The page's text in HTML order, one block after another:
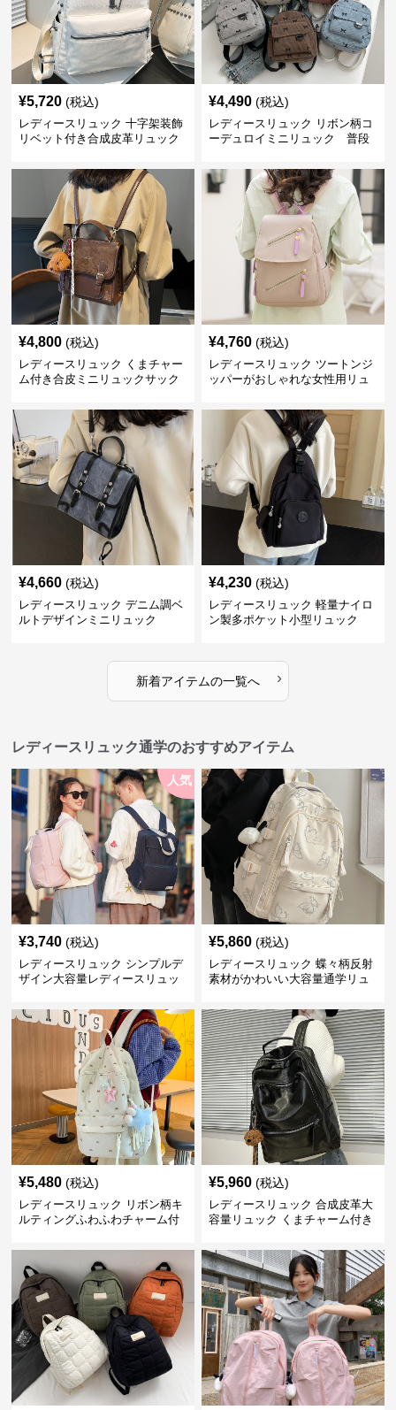
¥5,720 (税込)
レディースリュック 十字架装飾
リベット付き合成皮革リュック
¥4,490 (税込)
レディースリュック リボン柄コ
ーデュロイミニリュック 普段
¥4,800 (税込)
レディースリュック くまチャー
ム付き合皮ミニリュックサック
¥4,760 (税込)
レディースリュック ツートンジ
ッパーがおしゃれな女性用リュ
¥4,660 (税込)
レディースリュック デニム調ベ
ルトデザインミニリュック
¥4,230 (税込)
レディースリュック 軽量ナイロ
ン製多ポケット小型リュック
新着アイテムの一覧へ ›
レディースリュック通学のおすすめアイテム
人気
¥3,740 (税込)
レディースリュック シンプルデ
ザイン大容量レディースリュッ
¥5,860 (税込)
レディースリュック 蝶々柄反射
素材がかわいい大容量通学リュ
¥5,480 (税込)
レディースリュック リボン柄キ
ルティングふわふわチャーム付
¥5,960 (税込)
レディースリュック 合成皮革大
容量リュック くまチャーム付き